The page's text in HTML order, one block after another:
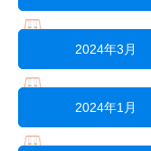
2024年3月
2024年1月